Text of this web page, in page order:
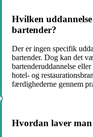
Hvilken
bartender?
Der er ingen specifik
bartender. Dog kan det
bartenderuddannelse
hotel- og
færdighederne gennem
Hvordan laver